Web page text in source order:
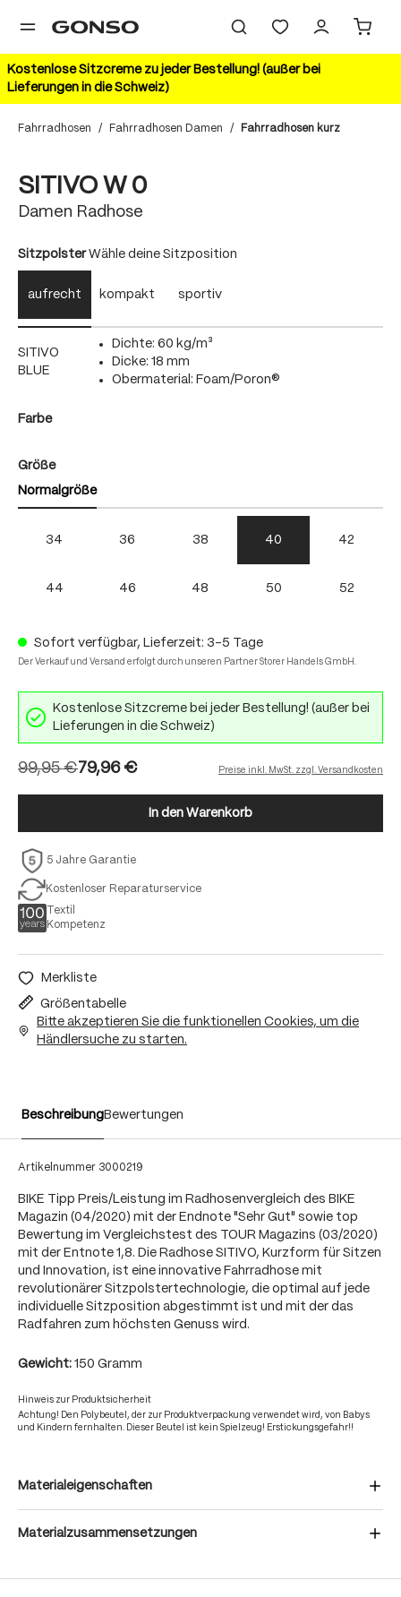
springen
Kostenlose Sitzcreme zu jeder Bestellung! (außer bei
Lieferungen in die Schweiz)
Fahrradhosen / Fahrradhosen Damen / Fahrradhosen kurz
SITIVO W 0
Damen Radhose
Sitzpolsterauswählen
Wähle deine Sitzposition
aufrecht kompakt sportiv
SITIVO
BLUE
Dichte: 60 kg/m³
Dicke: 18 mm
Obermaterial: Foam/Poron®
Farbeauswählen
Größeauswählen
Normalgröße
34 36 38 40 42
44 46 48 50 52
Sofort verfügbar, Lieferzeit: 3-5 Tage
Der Verkauf und Versand erfolgt durch unseren Partner Storer Handels GmbH.
Kostenlose Sitzcreme bei jeder Bestellung! (außer bei
Lieferungen in die Schweiz)
79,96 €
99,95 € Preise inkl. MwSt. zzgl. Versandkosten
In den Warenkorb
5 Jahre Garantie
Kostenloser Reparaturservice
Textil
Kompetenz
Merkliste
Größentabelle
Bitte akzeptieren Sie die funktionellen Cookies, um die
Händlersuche zu starten.
BeschreibungBewertungen
Artikelnummer 3000219
BIKE Tipp Preis/Leistung im Radhosenvergleich des BIKE
Magazin (04/2020) mit der Endnote "Sehr Gut" sowie top
Bewertung im Vergleichstest des TOUR Magazins (03/2020)
mit der Entnote 1,8. Die Radhose SITIVO, Kurzform für Sitzen
und Innovation, ist eine innovative Fahrradhose mit
revolutionärer Sitzpolstertechnologie, die optimal auf jede
individuelle Sitzposition abgestimmt ist und mit der das
Radfahren zum höchsten Genuss wird.
Gewicht: 150 Gramm
Hinweis zur Produktsicherheit
Achtung! Den Polybeutel, der zur Produktverpackung verwendet wird, von Babys
und Kindern fernhalten. Dieser Beutel ist kein Spielzeug! Erstickungsgefahr!!
Materialeigenschaften
Materialzusammensetzungen